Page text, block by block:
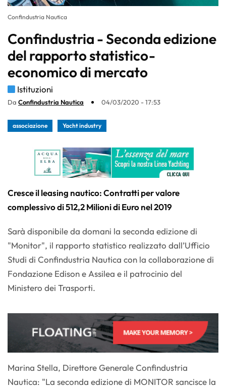
Confindustria Nautica
Confindustria - Seconda edizione
del rapporto statistico-
economico di mercato
Istituzioni
Da Confindustria Nautica 04/03/2020 - 17:53
associazione Yacht industry
Cresce il leasing nautico: Contratti per valore
complessivo di 512,2 Milioni di Euro nel 2019
Sarà disponibile da domani la seconda edizione di
"Monitor", il rapporto statistico realizzato dall’Ufficio
Studi di Confindustria Nautica con la collaborazione di
Fondazione Edison e Assilea e il patrocinio del
Ministero dei Trasporti.
Marina Stella, Direttore Generale Confindustria
Nautica: "La seconda edizione di MONITOR sancisce la